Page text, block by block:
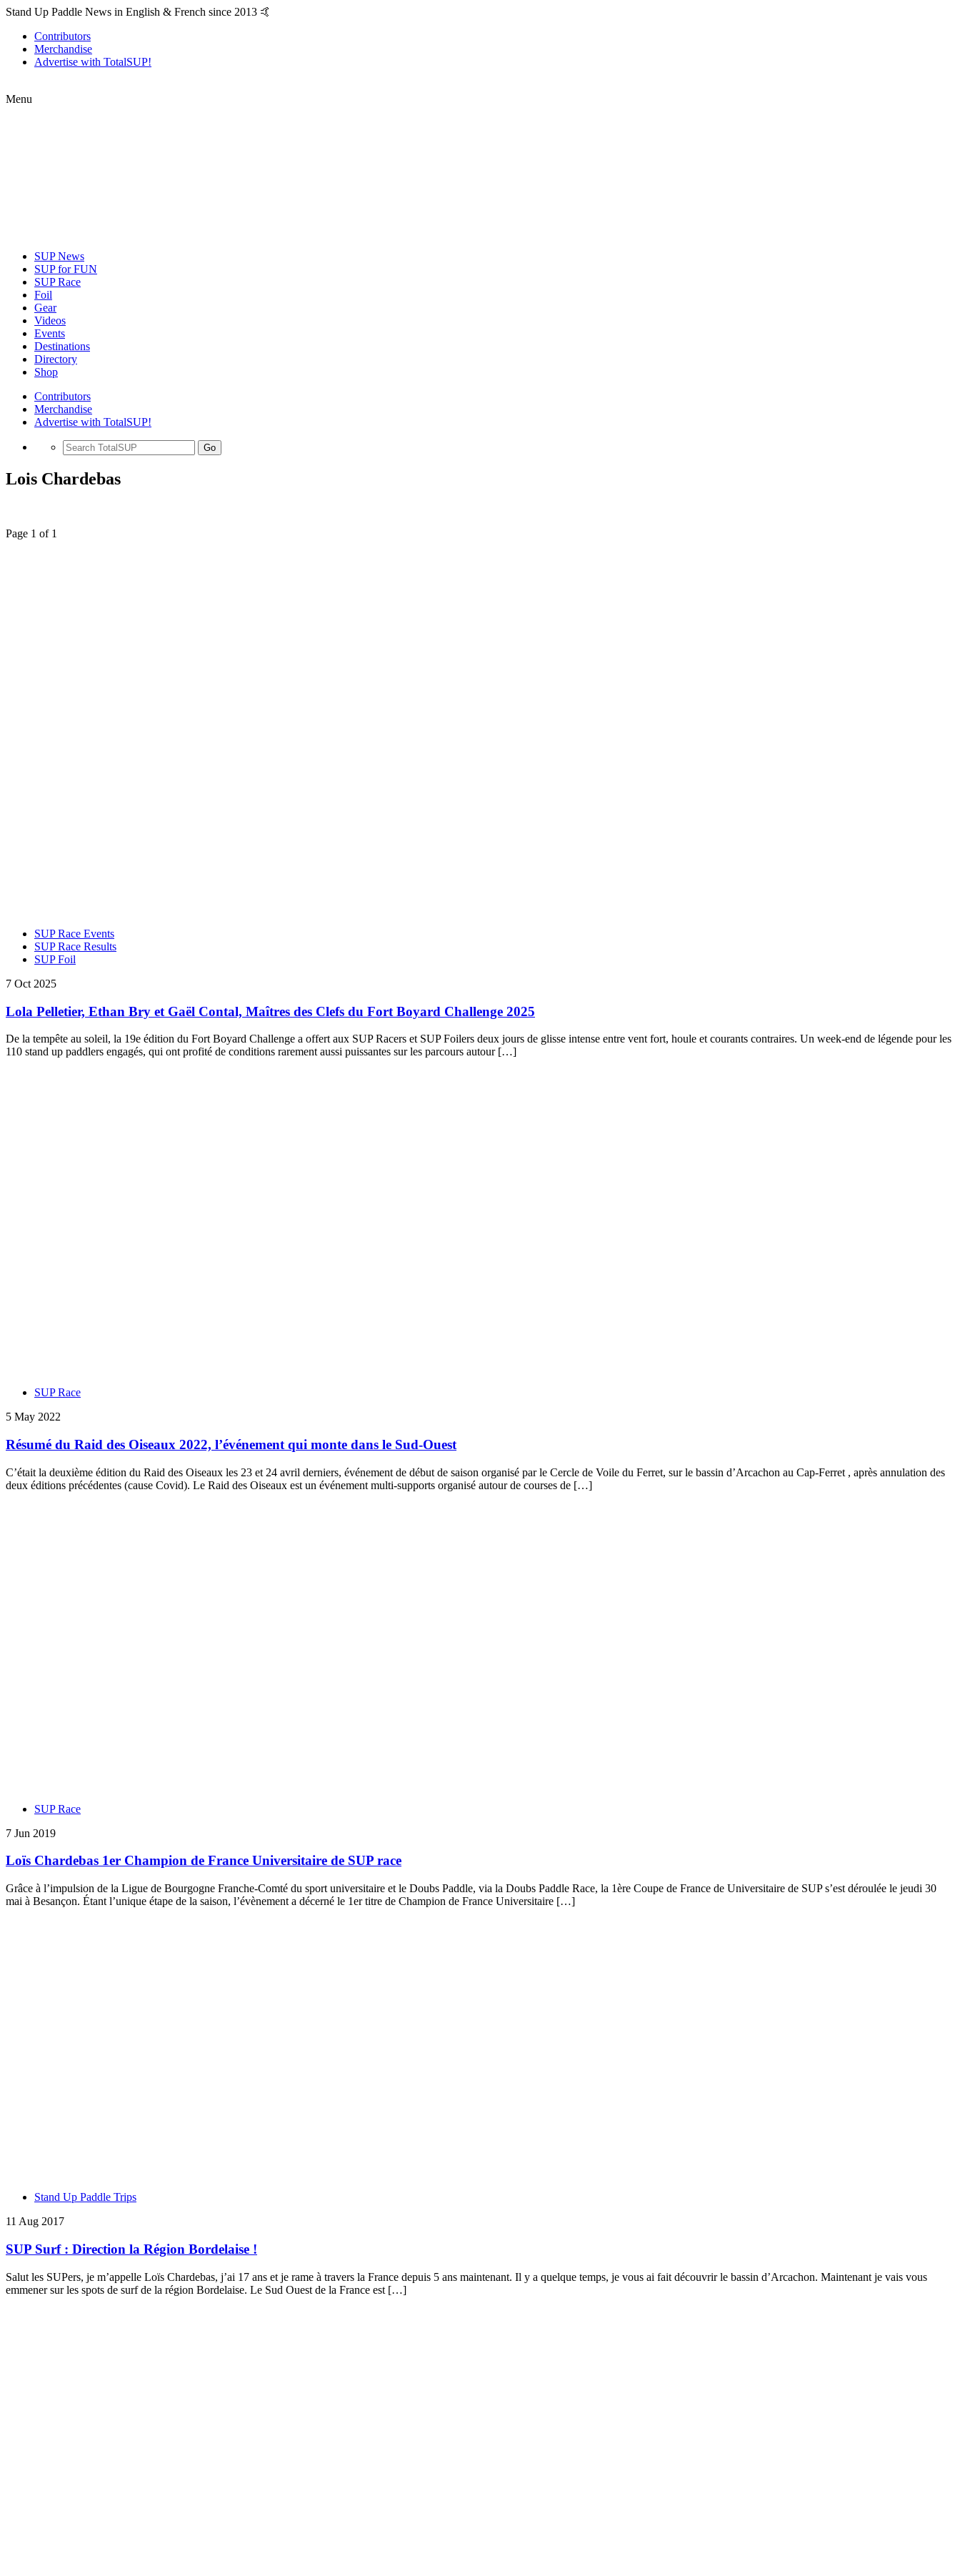
Stand Up Paddle News in English & French since 2013 🤙
Contributors
Merchandise
Advertise with TotalSUP!
Menu
SUP News
SUP for FUN
SUP Race
Foil
Gear
Videos
Events
Destinations
Directory
Shop
Contributors
Merchandise
Advertise with TotalSUP!
Go
Lois Chardebas
Page 1 of 1
SUP Race Events
SUP Race Results
SUP Foil
7 Oct 2025
Lola Pelletier, Ethan Bry et Gaël Contal, Maîtres des Clefs du Fort Boyard Challenge 2025
De la tempête au soleil, la 19e édition du Fort Boyard Challenge a offert aux SUP Racers et SUP Foilers deux jours de glisse intense entre vent fort, houle et courants contraires. Un week-end de légende pour les
110 stand up paddlers engagés, qui ont profité de conditions rarement aussi puissantes sur les parcours autour […]
SUP Race
5 May 2022
Résumé du Raid des Oiseaux 2022, l’événement qui monte dans le Sud-Ouest
C’était la deuxième édition du Raid des Oiseaux les 23 et 24 avril derniers, événement de début de saison organisé par le Cercle de Voile du Ferret, sur le bassin d’Arcachon au Cap-Ferret , après annulation des
deux éditions précédentes (cause Covid). Le Raid des Oiseaux est un événement multi-supports organisé autour de courses de […]
SUP Race
7 Jun 2019
Loïs Chardebas 1er Champion de France Universitaire de SUP race
Grâce à l’impulsion de la Ligue de Bourgogne Franche-Comté du sport universitaire et le Doubs Paddle, via la Doubs Paddle Race, la 1ère Coupe de France de Universitaire de SUP s’est déroulée le jeudi 30
mai à Besançon. Étant l’unique étape de la saison, l’évènement a décerné le 1er titre de Champion de France Universitaire […]
Stand Up Paddle Trips
11 Aug 2017
SUP Surf : Direction la Région Bordelaise !
Salut les SUPers, je m’appelle Loïs Chardebas, j’ai 17 ans et je rame à travers la France depuis 5 ans maintenant. Il y a quelque temps, je vous ai fait découvrir le bassin d’Arcachon. Maintenant je vais vous
emmener sur les spots de surf de la région Bordelaise. Le Sud Ouest de la France est […]